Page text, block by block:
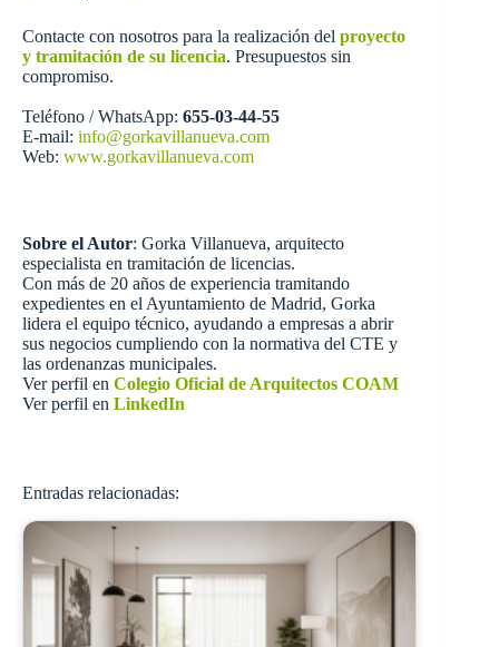
Contacte con nosotros para la realización del proyecto
y tramitación de su licencia. Presupuestos sin
compromiso.
Teléfono / WhatsApp: 655-03-44-55
E-mail: info@gorkavillanueva.com
Web: www.gorkavillanueva.com
Sobre el Autor: Gorka Villanueva, arquitecto
especialista en tramitación de licencias.
Con más de 20 años de experiencia tramitando
expedientes en el Ayuntamiento de Madrid, Gorka
lidera el equipo técnico, ayudando a empresas a abrir
sus negocios cumpliendo con la normativa del CTE y
las ordenanzas municipales.
Ver perfil en Colegio Oficial de Arquitectos COAM
Ver perfil en LinkedIn
Entradas relacionadas: